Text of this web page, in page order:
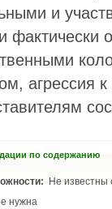
и
фактически
агрессия
по содержанию
Не известны
нужна